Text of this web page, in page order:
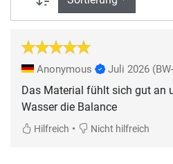
Anonymous Juli 2026
Das Material fühlt sich gut an
Wasser die Balance
Hilfreich • Nicht hilfreich